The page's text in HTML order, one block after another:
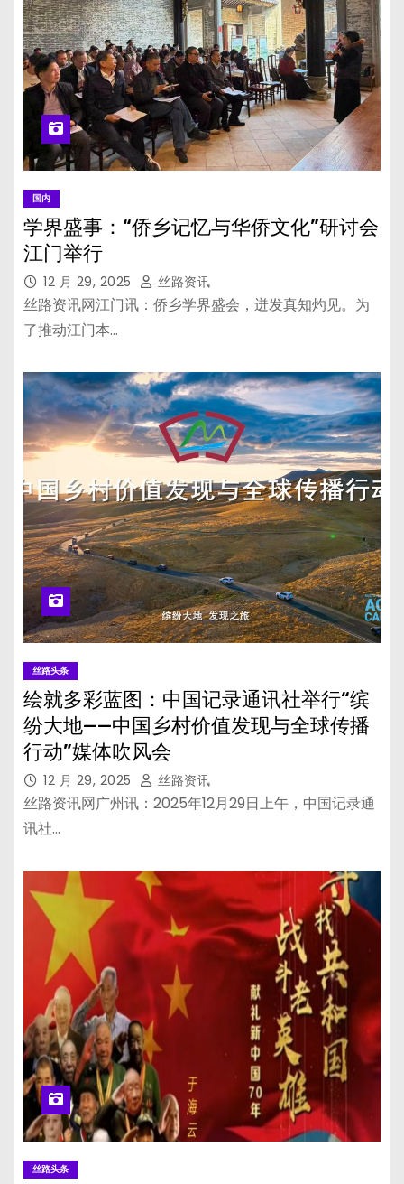
国内
学界盛事：“侨乡记忆与华侨文化”研讨会
江门举行
12 月 29, 2025 丝路资讯
丝路资讯网江门讯：侨乡学界盛会，迸发真知灼见。为
了推动江门本…
丝路头条
绘就多彩蓝图：中国记录通讯社举行“缤
纷大地——中国乡村价值发现与全球传播
行动”媒体吹风会
12 月 29, 2025 丝路资讯
丝路资讯网广州讯：2025年12月29日上午，中国记录通
讯社…
丝路头条